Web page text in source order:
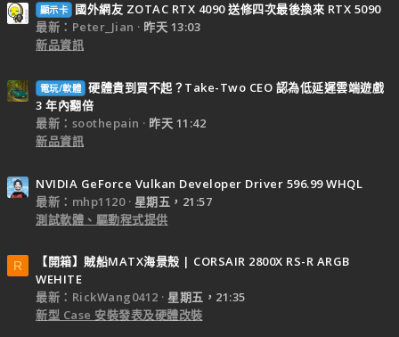
顯示卡
國外網友 ZOTAC RTX 4090 送修四次最後換來 RTX 5090
最新：Peter_Jian
昨天 13:03
新品資訊
電玩/軟體 硬體貴到買不起？Take-Two CEO 認為低延遲雲端遊戲
3 年內翻倍
最新：soothepain
昨天 11:42
新品資訊
NVIDIA GeForce Vulkan Developer Driver 596.99 WHQL
最新：mhp1120
星期五，21:57
測試軟體、驅動程式提供
R
【開箱】賊船MATX海景殼 | CORSAIR 2800X RS-R ARGB
WEHITE
最新：RickWang0412
星期五，21:35
新型 Case 安裝發表及硬體改裝